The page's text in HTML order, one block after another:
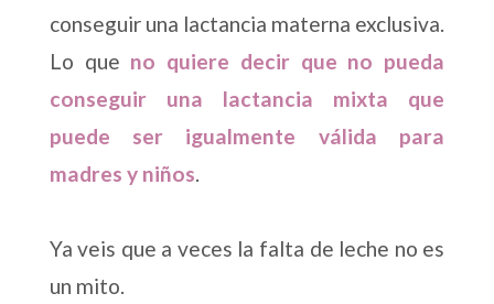
conseguir una lactancia materna exclusiva.
Lo que no quiere decir que no pueda
conseguir una lactancia mixta que
puede ser igualmente válida para
madres y niños.
Ya veis que a veces la falta de leche no es
un mito.